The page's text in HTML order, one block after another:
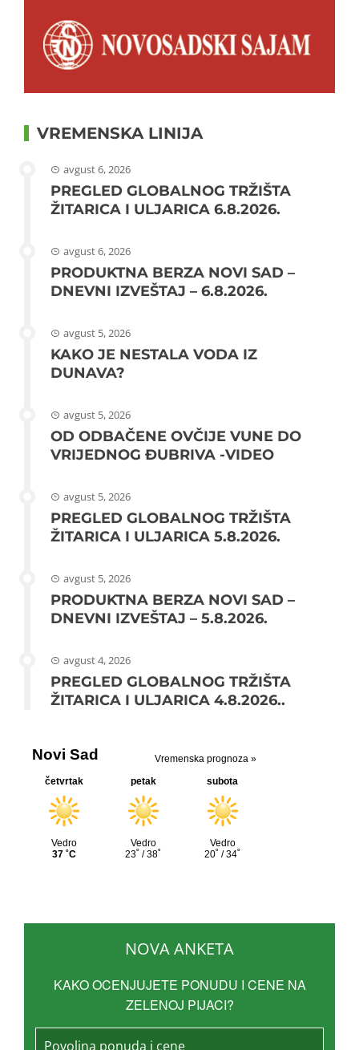
VREMENSKA LINIJA
avgust 6, 2026
PREGLED GLOBALNOG TRŽIŠTA
ŽITARICA I ULJARICA 6.8.2026.
avgust 6, 2026
PRODUKTNA BERZA NOVI SAD –
DNEVNI IZVEŠTAJ – 6.8.2026.
avgust 5, 2026
KAKO JE NESTALA VODA IZ
DUNAVA?
avgust 5, 2026
OD ODBAČENE OVČIJE VUNE DO
VRIJEDNOG ĐUBRIVA -VIDEO
avgust 5, 2026
PREGLED GLOBALNOG TRŽIŠTA
ŽITARICA I ULJARICA 5.8.2026.
avgust 5, 2026
PRODUKTNA BERZA NOVI SAD –
DNEVNI IZVEŠTAJ – 5.8.2026.
avgust 4, 2026
PREGLED GLOBALNOG TRŽIŠTA
ŽITARICA I ULJARICA 4.8.2026..
NOVA ANKETA
KAKO OCENJUJETE PONUDU I CENE NA
ZELENOJ PIJACI?
Povoljna ponuda i cene